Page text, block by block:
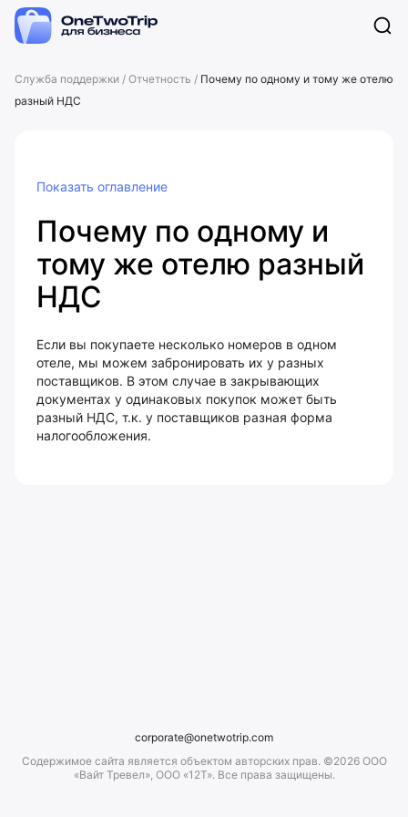
Служба поддержки / Отчетность / Почему по одному и тому же отелю
разный НДС
Показать оглавление
Почему по одному и
тому же отелю разный
НДС
Если вы покупаете несколько номеров в одном
отеле, мы можем забронировать их у разных
поставщиков. В этом случае в закрывающих
документах у одинаковых покупок может быть
разный НДС, т.к. у поставщиков разная форма
налогообложения.
corporate@onetwotrip.com
Содержимое сайта является объектом авторских прав. ©2026 ООО
«Вайт Тревел», ООО «12Т». Все права защищены.